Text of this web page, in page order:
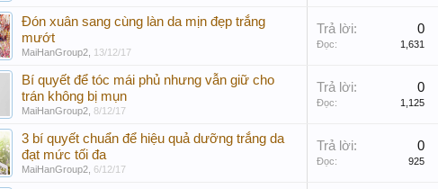
Đón xuân sang cùng làn da mịn đẹp trắng
mướt
MaiHanGroup2 13/12/17
Trả lời: 0
Đọc: 1,631
Bí quyết để tóc mái phủ nhưng vẫn giữ cho
trán không bị mụn
MaiHanGroup2 8/12/17
Trả lời: 0
Đọc: 1,125
3 bí quyết chuẩn để hiệu quả dưỡng trắng da
đạt mức tối đa
MaiHanGroup2 6/12/17
Trả lời: 0
Đọc: 925